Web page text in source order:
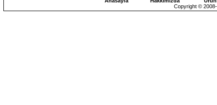
Copyright ©